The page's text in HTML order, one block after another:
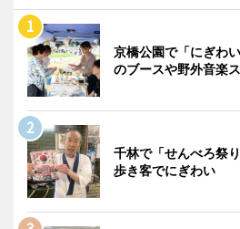
京橋公園で「にぎわ
のブースや野外音楽
千林で「せんべろ祭
歩き客でにぎわい